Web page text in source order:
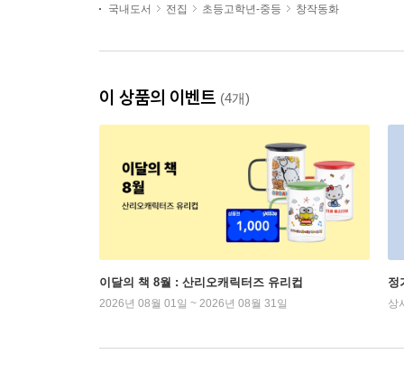
국내도서 전집 초등고학년-중등 창작동화
이 상품의 이벤트 (4개)
이달의 책 8월 : 산리오캐릭터즈 유리컵
2026년 08월 01일 ~ 2026년 08월 31일
정
상